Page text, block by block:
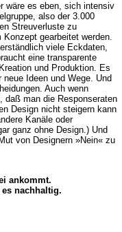
wäre es eben, sich intensiv
also der 3.000
Streuverluste zu
gearbeitet werden.
viele Eckdaten,
eine transparente
und Produktion. Es
Ideen und Wege. Und
Auch wenn
daß man die Responseraten
Design nicht steigern kann
Kanäle oder
ganz ohne Design.) Und
von Designern »Nein« zu
ankommt.
nachhaltig.